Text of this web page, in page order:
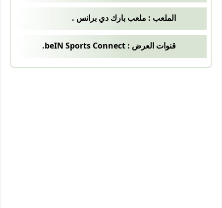
الملعب : ملعب بارك دي برانس .
قنوات العرض : beIN Sports Connect.